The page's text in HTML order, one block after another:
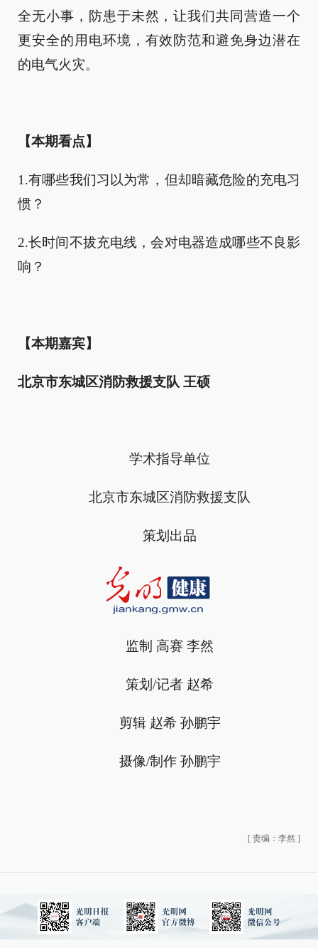
全无小事，防患于未然，让我们共同营造一个
更安全的用电环境，有效防范和避免身边潜在
的电气火灾。
【本期看点】
1.有哪些我们习以为常，但却暗藏危险的充电习
惯？
2.长时间不拔充电线，会对电器造成哪些不良影
响？
【本期嘉宾】
北京市东城区消防救援支队 王硕
学术指导单位
北京市东城区消防救援支队
策划出品
监制 高赛 李然
策划/记者 赵希
剪辑 赵希 孙鹏宇
摄像/制作 孙鹏宇
[ 责编：李然 ]